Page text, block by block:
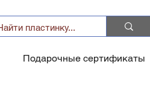
Подарочные сертификаты